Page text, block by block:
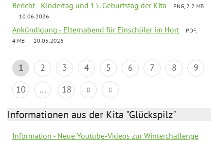
Bericht - Kindertag und 15. Geburtstag der Kita
PNG, 2.2 MB
10.06.2026
Ankündigung - Elternabend für Einschüler im Hort
PDF,
4 MB
20.05.2026
1 2 3 4 5 6 7 8
9
10
... 18
Informationen aus der Kita "Glückspilz"
Information - Neue Youtube-Videos zur Winterchallenge